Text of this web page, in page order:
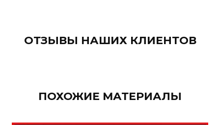
ОТЗЫВЫ НАШИХ КЛИЕНТОВ
ПОХОЖИЕ МАТЕРИАЛЫ